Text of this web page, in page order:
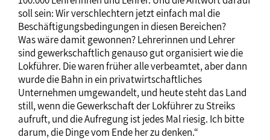
soll sein: Wir verschlechtern jetzt einfach mal die
Beschäftigungsbedingungen in diesen Bereichen?
Was wäre damit gewonnen? Lehrerinnen und Lehrer
sind gewerkschaftlich genauso gut organisiert wie die
Lokführer. Die waren früher alle verbeamtet, aber dann
wurde die Bahn in ein privatwirtschaftliches
Unternehmen umgewandelt, und heute steht das Land
still, wenn die Gewerkschaft der Lokführer zu Streiks
aufruft, und die Aufregung ist jedes Mal riesig. Ich bitte
darum, die Dinge vom Ende her zu denken.“